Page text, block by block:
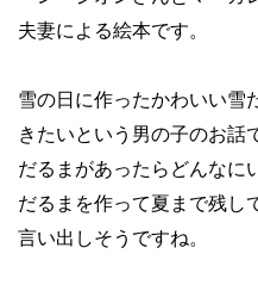
夫妻による絵本です。
雪の日に作ったかわいい雪
きたいという男の子のお話
だるまがあったらどんなに
だるまを作って夏まで残し
言い出しそうですね。